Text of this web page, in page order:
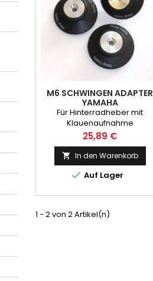
M6 SCHWINGEN ADAPTER
YAMAHA
Für Hinterradheber mit
Klauenaufnahme
Preis
25,89 €
 In den Warenkorb
 Auf Lager
1 - 2 von 2 Artikel(n)